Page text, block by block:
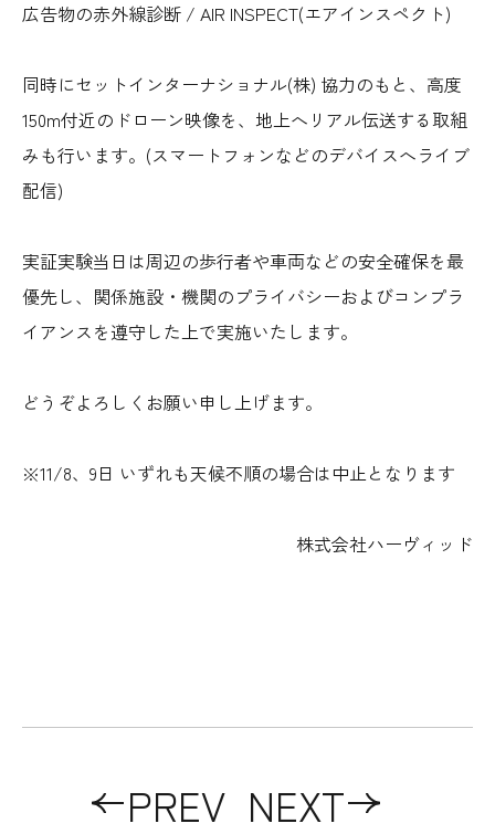
広告物の赤外線診断 / AIR INSPECT(エアインスペクト)
同時にセットインターナショナル(株) 協力のもと、高度
150m付近のドローン映像を、地上へリアル伝送する取組
みも行います。(スマートフォンなどのデバイスへライブ
配信)
実証実験当日は周辺の歩行者や車両などの安全確保を最
優先し、関係施設・機関のプライバシーおよびコンプラ
イアンスを遵守した上で実施いたします。
どうぞよろしくお願い申し上げます。
※11/8、9日 いずれも天候不順の場合は中止となります
株式会社ハーヴィッド
PREV NEXT